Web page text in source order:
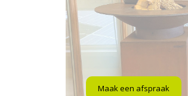
Maak een afspraak